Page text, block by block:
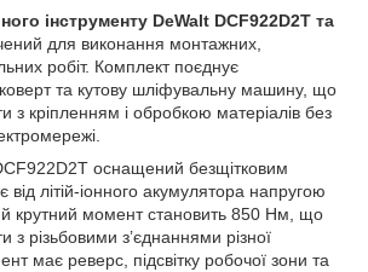
інструменту DeWalt DCF922D2T та
для виконання монтажних,
робіт. Комплект поєднує
та кутову шліфувальну машину, що
з кріпленням і обробкою матеріалів без
оснащений безщітковим
літій-іонного акумулятора напругою
крутний момент становить 850 Нм, що
з різьбовими з’єднаннями різної
має реверс, підсвітку робочої зони та